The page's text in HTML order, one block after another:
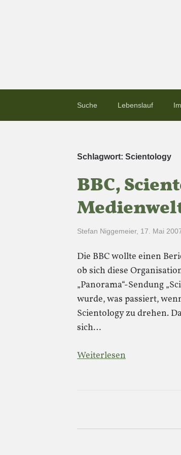
Suche Lebenslauf
Schlagwort: Scientology
BBC,
Stefan Niggemeier, 17. Mai
Die BBC wollte einen
ob sich diese
„Panorama“-Sendung
wurde, was passiert,
Scientology zu drehen.
sich…
Weiterlesen